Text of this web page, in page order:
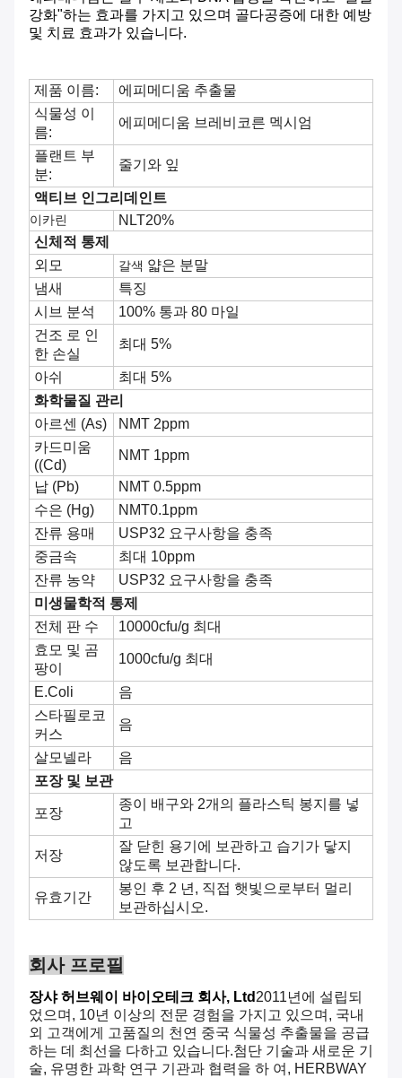
강화"하는 효과를 가지고 있으며 골다공증에 대한 예방
및 치료 효과가 있습니다.
제품 이름:
에피메디움 추출물
식물성 이
름:
에피메디움 브레비코른 멕시엄
플랜트 부
분:
줄기와 잎
액티브 인그리데인트
이카린
NLT20%
신체적 통제
외모
갈색 얇은 분말
냄새
특징
시브 분석
100% 통과 80 마일
건조 로 인
한 손실
최대 5%
아쉬
최대 5%
화학물질 관리
아르센 (As)
NMT 2ppm
카드미움
((Cd)
NMT 1ppm
납 (Pb)
NMT 0.5ppm
수은 (Hg)
NMT0.1ppm
잔류 용매
USP32 요구사항을 충족
중금속
최대 10ppm
잔류 농약
USP32 요구사항을 충족
미생물학적 통제
전체 판 수
10000cfu/g 최대
효모 및 곰
팡이
1000cfu/g 최대
E.Coli
음
스타필로코
커스
음
살모넬라
음
포장 및 보관
포장
종이 배구와 2개의 플라스틱 봉지를 넣
고
저장
잘 닫힌 용기에 보관하고 습기가 닿지
않도록 보관합니다.
유효기간
봉인 후 2 년, 직접 햇빛으로부터 멀리
보관하십시오.
회사 프로필
장샤 허브웨이 바이오테크 회사, Ltd2011년에 설립되
었으며, 10년 이상의 전문 경험을 가지고 있으며, 국내
외 고객에게 고품질의 천연 중국 식물성 추출물을 공급
하는 데 최선을 다하고 있습니다.첨단 기술과 새로운 기
술, 유명한 과학 연구 기관과 협력을 하 여, HERBWAY